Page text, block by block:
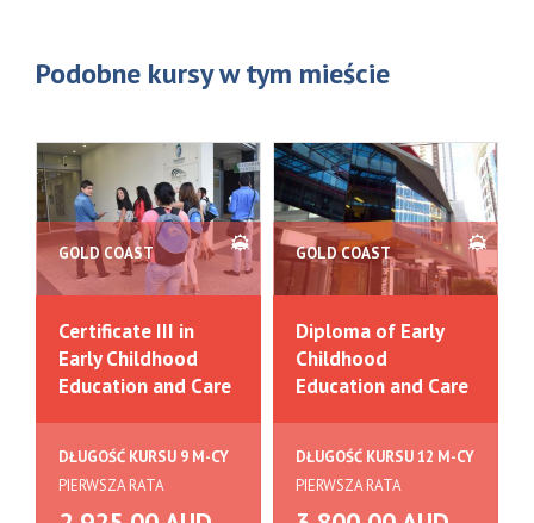
Podobne kursy w tym mieście
GOLD COAST
Certificate III in
Early Childhood
Education and Care
DŁUGOŚĆ KURSU 9 M-CY
PIERWSZA RATA
GOLD COAST
Diploma of Early
Childhood
Education and Care
DŁUGOŚĆ KURSU 12 M-CY
PIERWSZA RATA